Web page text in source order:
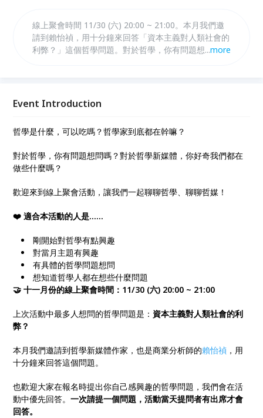
線上聚會時間 11/30 (六) 20:00 ~ 21:00。本月我們邀
請到賴怡禎，用十分鐘來回答「資本主義對人類社會的
利弊？」這個哲學問題。對於哲學，你有問題想問嗎？
...more
Event Introduction
哲學是什麼，可以吃嗎？哲學家到底都在幹嘛？
對於哲學，你有問題想問嗎？對於哲學新媒體，你好奇我們都在
做些什麼嗎？
歡迎來到線上聚會活動，讓我們一起聊聊哲學、聊聊哲媒！
❤️ 適合本活動的人是……
剛開始對哲學有點興趣
對當月主題有興趣
有具體的哲學問題想問
想知道哲學人都在想些什麼問題
🤝 十一月份的線上聚會時間：11/30 (六) 20:00 ~ 21:00
上次活動中最多人想問的哲學問題是： 資本主義對人類社會的利
弊？
本月我們邀請到哲學新媒體作家，也是商業分析師的賴怡禎 ，用
十分鐘來回答這個問題。
也歡迎大家在報名時提出你自己感興趣的哲學問題，我們會在活
動中優先回答。一次請提一個問題，活動當天提問者有出席才會
回答。